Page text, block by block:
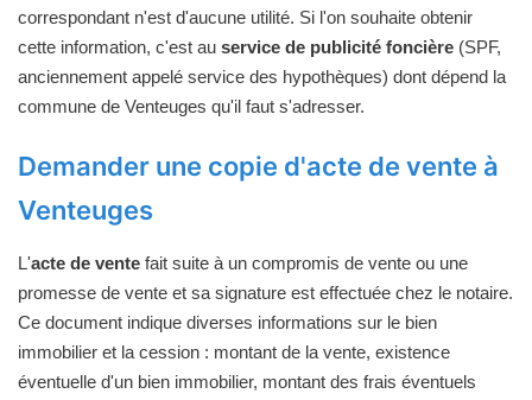
correspondant n'est d'aucune utilité. Si l'on souhaite obtenir
cette information, c'est au service de publicité foncière (SPF,
anciennement appelé service des hypothèques) dont dépend la
commune de Venteuges qu'il faut s'adresser.
Demander une copie d'acte de vente à
Venteuges
L'acte de vente fait suite à un compromis de vente ou une
promesse de vente et sa signature est effectuée chez le notaire.
Ce document indique diverses informations sur le bien
immobilier et la cession : montant de la vente, existence
éventuelle d'un bien immobilier, montant des frais éventuels